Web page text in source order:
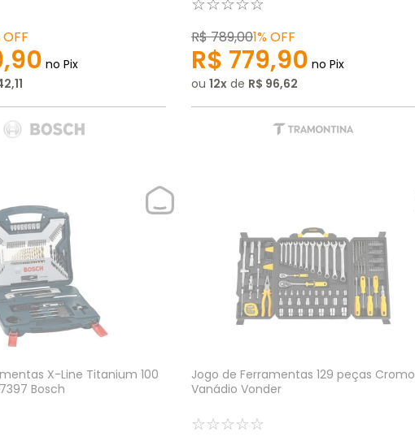
OFF
,90 no Pix
,11
R$789,001%OFF
R$ 779,90 no Pix
ou 12 de R$ 96,62
X-Line Titanium 100
Bosch
Jogo de Ferramentas 129 peças Cromo
Vanádio Vonder
☆☆☆☆☆